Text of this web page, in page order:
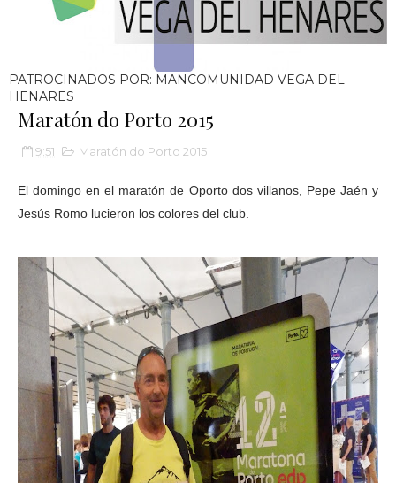
PATROCINADOS POR: MANCOMUNIDAD VEGA DEL
HENARES
Maratón do Porto 2015
9:51 Maratón do Porto 2015
El domingo en el maratón de Oporto dos villanos, Pepe Jaén y
Jesús Romo lucieron los colores del club.